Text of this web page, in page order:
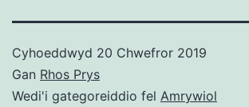
Cyhoeddwyd 20 Chwefror 2019
Gan Rhos Prys
Wedi'i gategoreiddio fel Amrywiol